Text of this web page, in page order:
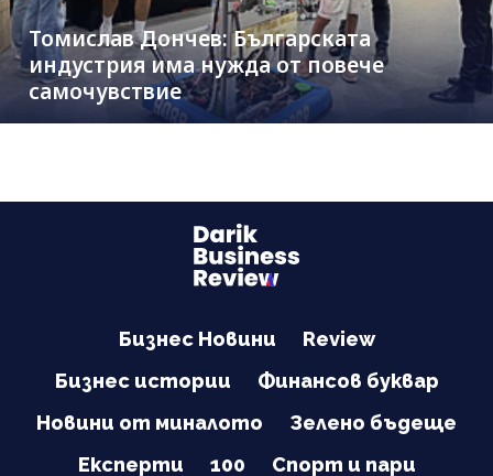
Томислав Дончев: Българската
индустрия има нужда от повече
самочувствие
Бизнес Новини
Review
Бизнес истории
Финансов буквар
Новини от миналото
Зелено бъдеще
Експерти
100
Спорт и пари